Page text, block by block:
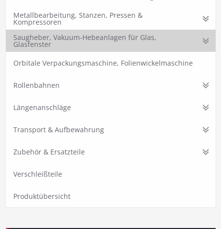
Metallbearbeitung, Stanzen, Pressen &
Kompressoren
Saugheber, Vakuum-Hebeanlagen für Glas,
Glasfenster
Orbitale Verpackungsmaschine, Folienwickelmaschine
Rollenbahnen
Längenanschläge
Transport & Aufbewahrung
Zubehör & Ersatzteile
Verschleißteile
Produktübersicht